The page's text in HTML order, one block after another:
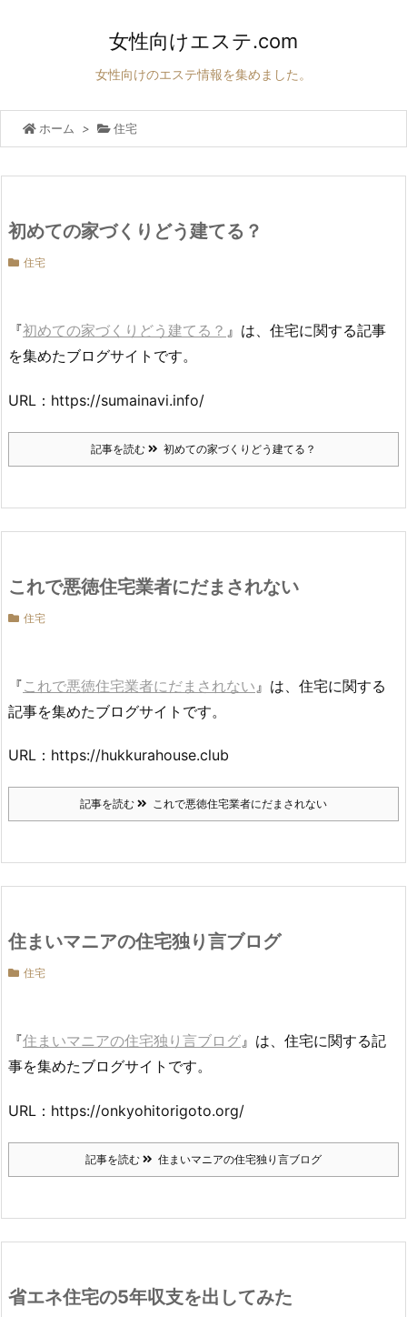
女性向けエステ.com
女性向けのエステ情報を集めました。
ホーム > 住宅
初めての家づくりどう建てる？
住宅
『初めての家づくりどう建てる？ 』は、住宅に関する記事
を集めたブログサイトです。
URL：https://sumainavi.info/
記事を読む 初めての家づくりどう建てる？
これで悪徳住宅業者にだまされない
住宅
『これで悪徳住宅業者にだまされない 』は、住宅に関する
記事を集めたブログサイトです。
URL：https://hukkurahouse.club
記事を読む これで悪徳住宅業者にだまされない
住まいマニアの住宅独り言ブログ
住宅
『住まいマニアの住宅独り言ブログ』は、住宅に関する記
事を集めたブログサイトです。
URL：https://onkyohitorigoto.org/
記事を読む 住まいマニアの住宅独り言ブログ
省エネ住宅の5年収支を出してみた